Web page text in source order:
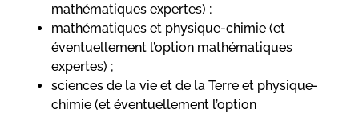
mathématiques expertes) ;
mathématiques et physique-chimie (et
éventuellement l’option mathématiques
expertes) ;
sciences de la vie et de la Terre et physique-
chimie (et éventuellement l’option